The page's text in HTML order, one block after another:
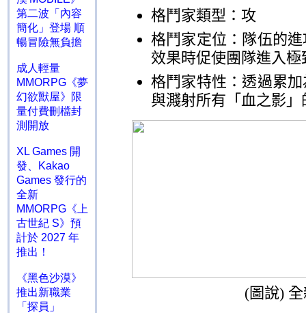
第二波「內容
簡化」登場 順
暢冒險無負擔
成人輕量
MMORPG《夢
幻欲獸屋》限
量付費刪檔封
測開放
XL Games 開
發、Kakao
Games 發行的
全新
MMORPG《上
古世紀 S》預
計於 2027 年
推出！
《黑色沙漠》
推出新職業
「探員」
格鬥家類型：攻
格鬥家定位：隊伍的
效果時促使團隊進入
格鬥家特性：透過累
與濺射所有「血之影」
(圖說)